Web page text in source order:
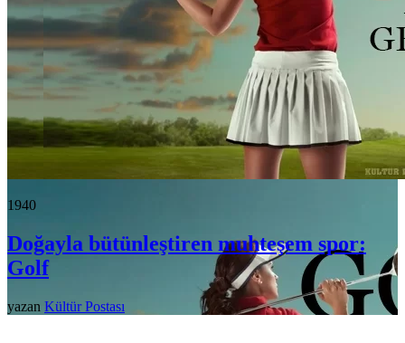
1940
Doğayla bütünleştiren muhteşem spor:
Golf
yazan Kültür Postası